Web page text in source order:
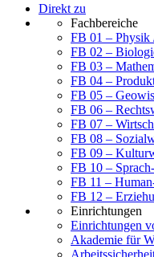
Direkt zu
Fachbereiche
FB 01 – Physik
FB 02 –
FB 03 –
FB 04 –
FB 05 –
FB 06 –
FB 07 –
FB 08 –
FB 09 –
FB 10 –
FB 11 –
FB 12 –
Einrichtungen
Einrichtungen
Akademie für